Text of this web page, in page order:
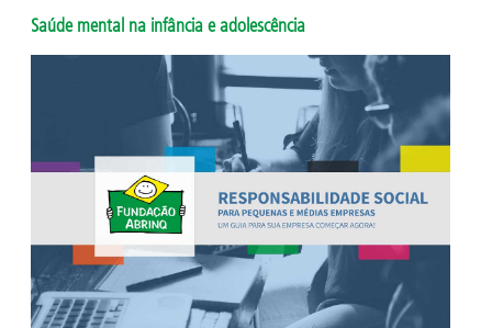
Saúde mental na infância e adolescência